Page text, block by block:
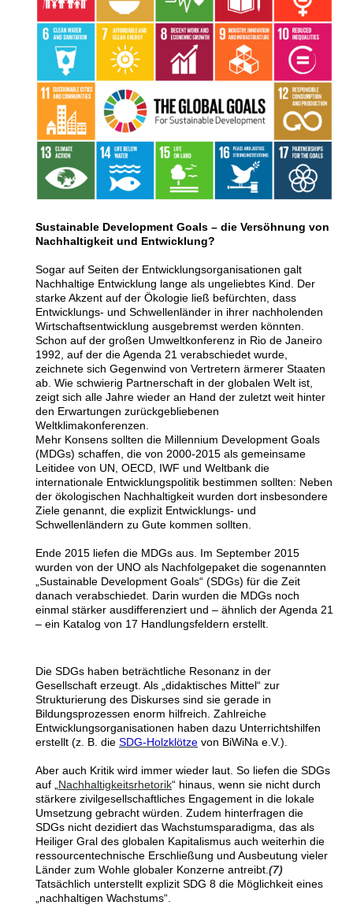
Sustainable Development Goals – die Versöhnung von
Nachhaltigkeit und Entwicklung?
Sogar auf Seiten der Entwicklungsorganisationen galt
Nachhaltige Entwicklung lange als ungeliebtes Kind. Der
starke Akzent auf der Ökologie ließ befürchten, dass
Entwicklungs- und Schwellenländer in ihrer nachholenden
Wirtschaftsentwicklung ausgebremst werden könnten.
Schon auf der großen Umweltkonferenz in Rio de Janeiro
1992, auf der die Agenda 21 verabschiedet wurde,
zeichnete sich Gegenwind von Vertretern ärmerer Staaten
ab. Wie schwierig Partnerschaft in der globalen Welt ist,
zeigt sich alle Jahre wieder an Hand der zuletzt weit hinter
den Erwartungen zurückgebliebenen
Weltklimakonferenzen.
Mehr Konsens sollten die Millennium Development Goals
(MDGs) schaffen, die von 2000-2015 als gemeinsame
Leitidee von UN, OECD, IWF und Weltbank die
internationale Entwicklungspolitik bestimmen sollten: Neben
der ökologischen Nachhaltigkeit wurden dort insbesondere
Ziele genannt, die explizit Entwicklungs- und
Schwellenländern zu Gute kommen sollten.
Ende 2015 liefen die MDGs aus. Im September 2015
wurden von der UNO als Nachfolgepaket die sogenannten
„Sustainable Development Goals“ (SDGs) für die Zeit
danach verabschiedet. Darin wurden die MDGs noch
einmal stärker ausdifferenziert und – ähnlich der Agenda 21
– ein Katalog von 17 Handlungsfeldern erstellt.
Die SDGs haben beträchtliche Resonanz in der
Gesellschaft erzeugt. Als didaktisches Mittel“ zur
Strukturierung des Diskurses sind sie gerade in
Bildungsprozessen enorm hilfreich. Zahlreiche
Entwicklungsorganisationen haben dazu Unterrichtshilfen
erstellt (z. B. die SDG-Holzklötze von BiWiNa e.V.).
Aber auch Kritik wird immer wieder laut. So liefen die SDGs
auf
Nachhaltigkeitsrhetorik“ hinaus, wenn sie nicht durch
stärkere zivilgesellschaftliches Engagement in die lokale
Umsetzung gebracht würden. Zudem hinterfragen die
SDGs nicht dezidiert das Wachstumsparadigma, das als
Heiliger Gral des globalen Kapitalismus auch weiterhin die
ressourcentechnische Erschließung und Ausbeutung vieler
Länder zum Wohle globaler Konzerne antreibt. (7)
Tatsächlich unterstellt explizit SDG 8 die Möglichkeit eines
nachhaltigen Wachstums“